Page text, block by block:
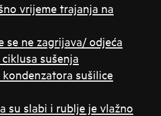
vrijeme trajanja na
se ne zagrijava/ odjeća
sušenja
sušilice
su slabi i rublje je vlažno